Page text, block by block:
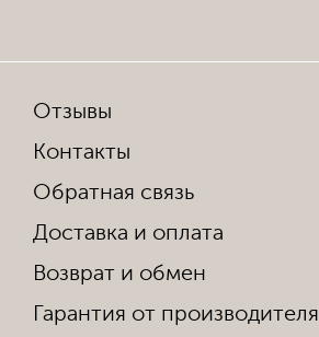
Отзывы
Контакты
Обратная связь
Доставка и оплата
Возврат и обмен
Гарантия от производителя